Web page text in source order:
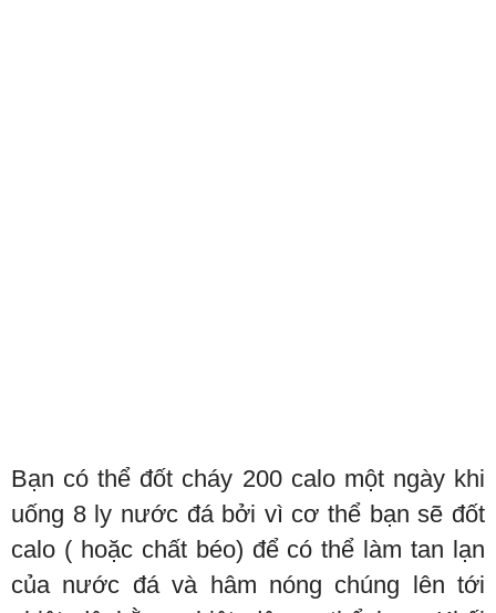
Bạn có thể đốt cháy 200 calo một ngày khi
uống 8 ly nước đá bởi vì cơ thể bạn sẽ đốt
calo ( hoặc chất béo) để có thể làm tan lạn
của nước đá và hâm nóng chúng lên tới